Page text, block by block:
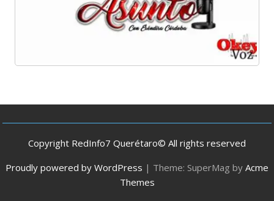
Copyright RedInfo7 Querétaro© All rights reserved
Proudly powered by WordPress | Theme: SuperMag by Acme
Themes